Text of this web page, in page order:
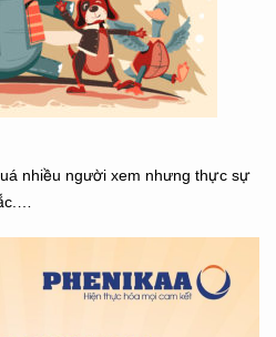
nhiều người xem nhưng thực sự